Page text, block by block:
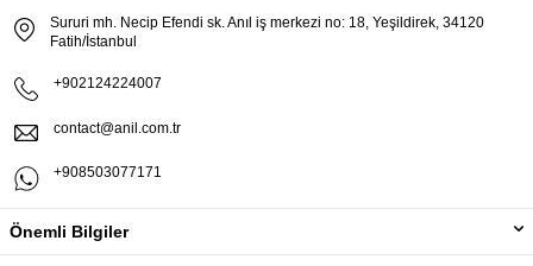
Sururi mh. Necip Efendi sk. Anıl iş merkezi no: 18, Yeşildirek, 34120
Fatih/İstanbul
+902124224007
contact@anil.com.tr
+908503077171
Önemli Bilgiler